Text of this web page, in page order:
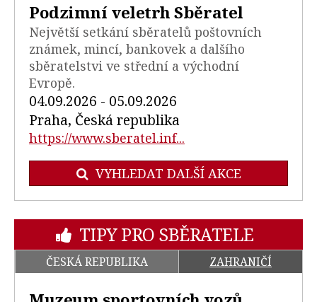
Podzimní veletrh Sběratel
Největší setkání sběratelů poštovních
známek, mincí, bankovek a dalšího
sběratelstvi ve střední a východní
Evropě.
04.09.2026 - 05.09.2026
Praha, Česká republika
https://www.sberatel.inf...
VYHLEDAT DALŠÍ AKCE
TIPY PRO SBĚRATELE
ČESKÁ REPUBLIKA ZAHRANIČÍ